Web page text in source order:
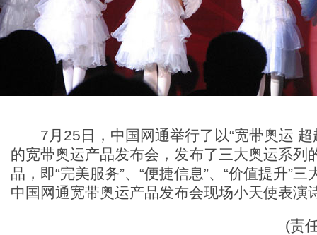
7月25日，中国网通举行了以“宽带奥运 超
的宽带奥运产品发布会，发布了三大奥运系列
品，即“完美服务”、“便捷信息”、“价值提升”
中国网通宽带奥运产品发布会现场小天使表演
(责